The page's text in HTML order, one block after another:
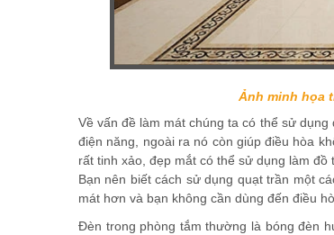
Ảnh minh họa
Về vấn đề làm mát chúng ta có thể sử
điện năng, ngoài ra nó còn giúp điều hòa
rất tinh xảo, đẹp mắt có thể sử dụng làm
Bạn nên biết cách sử dụng quạt trần một
mát hơn và bạn không cần dùng đến điều
Đèn trong phòng tắm thường là bóng đèn